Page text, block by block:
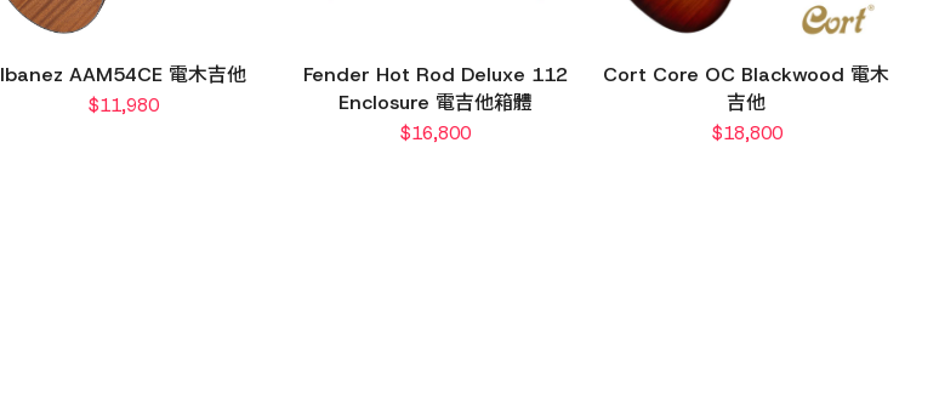
Ibanez AAM54CE 電木吉他
$11,980
Fender Hot Rod Deluxe 112
Enclosure 電吉他箱體
$16,800
Cort Core OC Blackwood 電木
吉他
$18,800